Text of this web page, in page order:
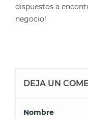
dispuestos a
negocio!
DEJA UN
Nombre